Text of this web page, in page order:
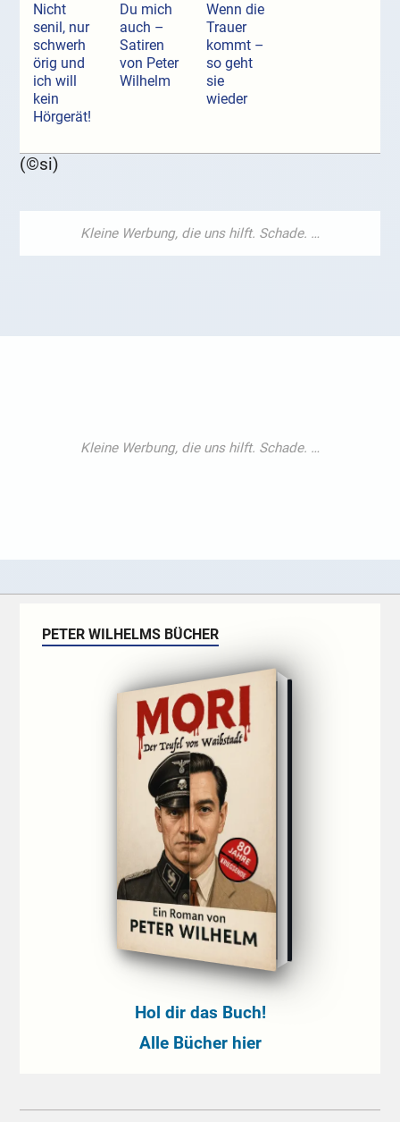
Nicht
senil, nur
schwerh
örig und
ich will
kein
Hörgerät!
Du mich
auch –
Satiren
von Peter
Wilhelm
Wenn die
Trauer
kommt –
so geht
sie
wieder
(©si)
PETER WILHELMS BÜCHER
Hol dir das Buch!
Alle Bücher hier